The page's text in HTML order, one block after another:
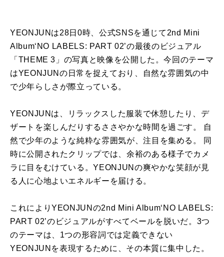
YEONJUNは28日0時、公式SNSを通じて2nd Mini
Album‘NO LABELS: PART 02’の最後のビジュアル
「THEME 3」の写真と映像を公開した。今回のテーマ
はYEONJUNの日常を捉えており、自然な雰囲気の中
で少年らしさが際立っている。
YEONJUNは、リラックスした服装で休憩したり、デ
ザートを楽しんだりするささやかな時間を過ごす。 自
然で少年のような純粋な雰囲気が、注目を集める。 同
時に公開されたクリップでは、余裕のある様子でカメ
ラに目をむけている。YEONJUNの爽やかな笑顔が見
る人に心地よいエネルギーを届ける。
これによりYEONJUNの2nd Mini Album‘NO LABELS:
PART 02’のビジュアルがすべてベールを脱いだ。3つ
のテーマは、1つの形容詞では定義できない
YEONJUNを表現するために、その本質に集中した。